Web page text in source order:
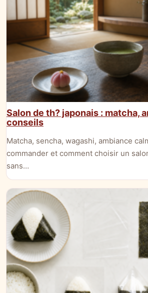
Salon de th? japonais : matcha,
conseils
Matcha, sencha, wagashi, ambiance
commander et comment choisir un
sans…